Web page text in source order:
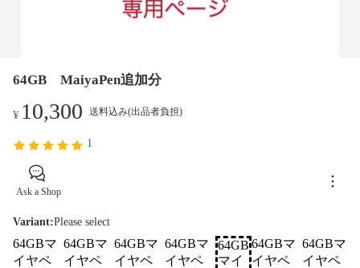
64GB MaiyaPen追加分
¥ 10,300 送料込み(出品者負担)
1
Ask a Shop
Variant:Please select
64GBマ
イヤペ
64GBマ
イヤペ
64GBマ
イヤペ
64GBマ
イヤペ
64GB
マイ
64GBマ
イヤペ
64GBマ
イヤペ